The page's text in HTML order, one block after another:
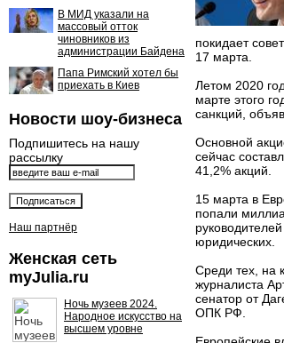
В МИД указали на
массовый отток
чиновников из
администрации Байдена
Папа Римский хотел бы
приехать в Киев
Новости шоу-бизнеса
Подпишитесь на нашу
рассылку
Наш партнёр
Женская сеть
myJulia.ru
Ночь музеев 2024.
Народное искусство на
высшем уровне
покидает
17 марта.
Летом 2020
марте этого
санкций,
Основной
сейчас
41,2% акций.
15 марта в
попали
юридических.
Среди тех, на
журналиста
сенатор от
ОПК РФ.